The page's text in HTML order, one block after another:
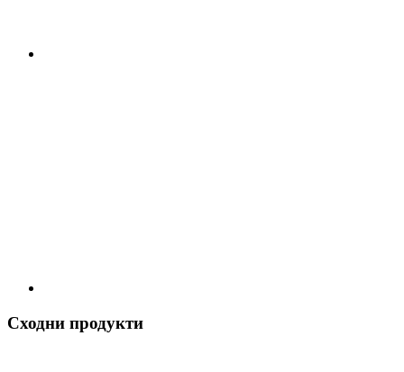
Сходни продукти